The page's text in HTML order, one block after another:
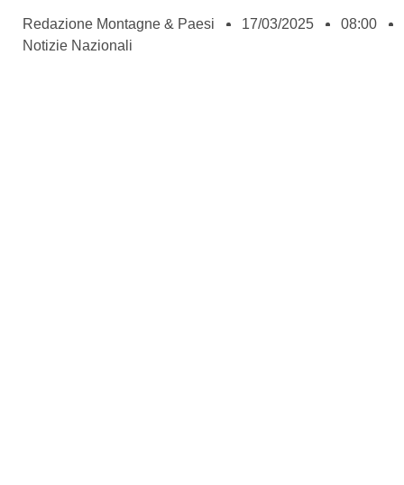
Redazione Montagne & Paesi 17/03/2025
08:00
Notizie Nazionali